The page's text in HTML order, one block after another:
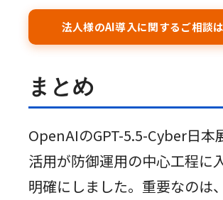
法人様のAI導入に関するご相談
まとめ
OpenAIのGPT-5.5-Cyber日本
活用が防御運用の中心工程に
明確にしました。重要なのは